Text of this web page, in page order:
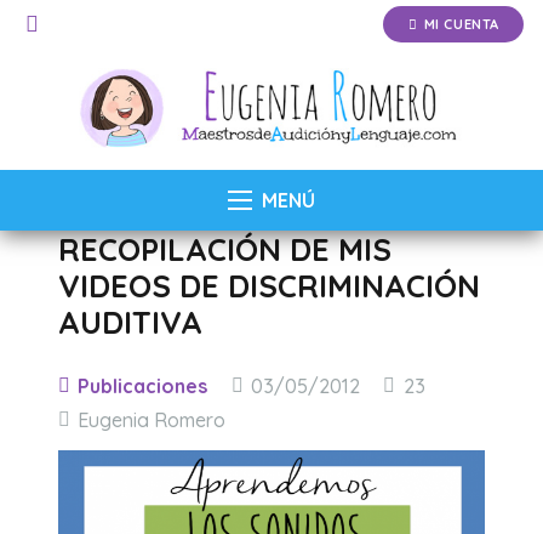
MI CUENTA
MENÚ
RECOPILACIÓN DE MIS
VIDEOS DE DISCRIMINACIÓN
AUDITIVA
Publicaciones 03/05/2012 23Comentarios
Eugenia Romero